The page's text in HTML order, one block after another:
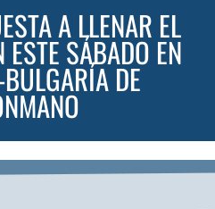
A LLENAR EL
SÁBADO EN
DE